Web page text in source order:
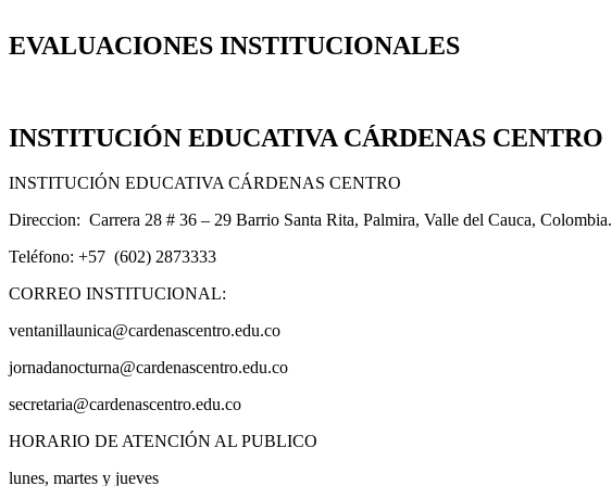
EVALUACIONES INSTITUCIONALES
INSTITUCIÓN EDUCATIVA CÁRDENAS CENTRO
INSTITUCIÓN EDUCATIVA CÁRDENAS CENTRO
Direccion: Carrera 28 # 36 – 29 Barrio Santa Rita, Palmira, Valle del Cauca, Colombia.
Teléfono: +57 (602) 2873333
CORREO INSTITUCIONAL:
ventanillaunica@cardenascentro.edu.co
jornadanocturna@cardenascentro.edu.co
secretaria@cardenascentro.edu.co
HORARIO DE ATENCIÓN AL PUBLICO
lunes, martes y jueves